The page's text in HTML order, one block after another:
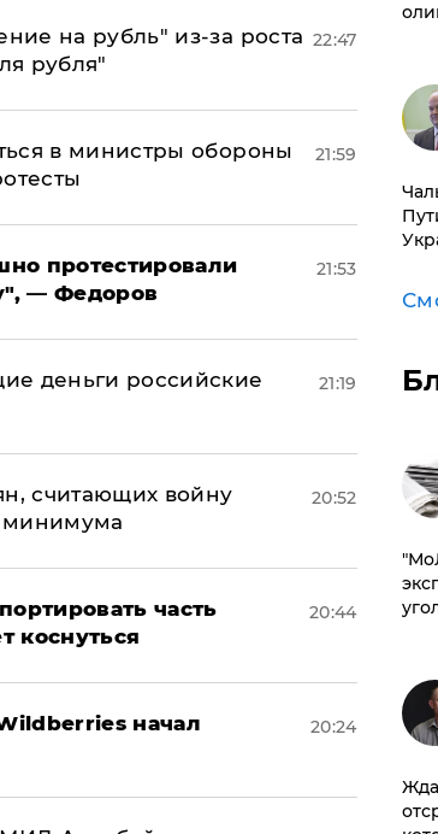
на рубль" из-за роста
рубля"
22:47
в министры обороны
21:59
протестировали
— Федоров
21:53
деньги российские
21:19
считающих войну
минимума
20:52
часть
коснуться
20:44
начал
20:24